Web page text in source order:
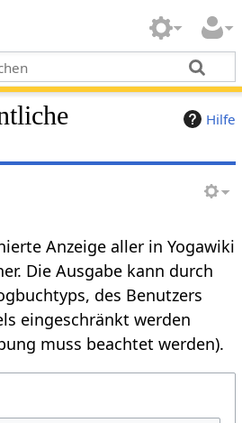
Hilfe
Anzeige aller in Yogawiki
Die Ausgabe kann durch
des Benutzers
eingeschränkt werden
muss beachtet werden).